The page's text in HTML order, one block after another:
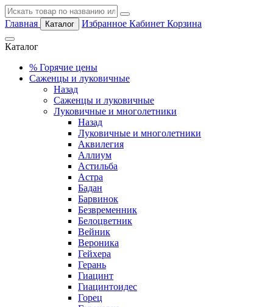
Главная Каталог Избранное Кабинет Корзина
Каталог
% Горячие цены
Саженцы и луковичные
Назад
Саженцы и луковичные
Луковичные и многолетники
Назад
Луковичные и многолетники
Аквилегия
Аллиум
Астильба
Астра
Бадан
Барвинок
Безвременник
Белоцветник
Вейник
Вероника
Гейхера
Герань
Гиацинт
Гиацинтоидес
Горец